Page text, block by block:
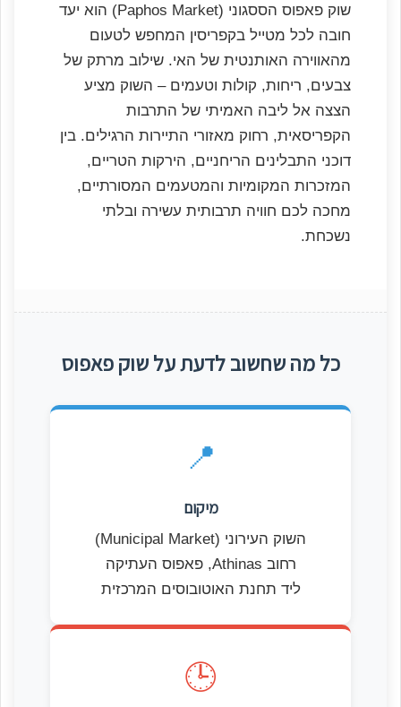
שוק פאפוס הססגוני (Paphos Market) הוא יעד
חובה לכל מטייל בקפריסין המחפש לטעום
מהאווירה האותנטית של האי. שילוב מרתק של
צבעים, ריחות, קולות וטעמים – השוק מציע
הצצה אל ליבה האמיתי של התרבות
הקפריסאית, רחוק מאזורי התיירות הרגילים. בין
דוכני התבלינים הריחניים, הירקות הטריים,
המזכרות המקומיות והמטעמים המסורתיים,
מחכה לכם חוויה תרבותית עשירה ובלתי
נשכחת.
כל מה שחשוב לדעת על שוק פאפוס
📍
מיקום
השוק העירוני (Municipal Market)
רחוב Athinas, פאפוס העתיקה
ליד תחנת האוטובוסים המרכזית
🕒